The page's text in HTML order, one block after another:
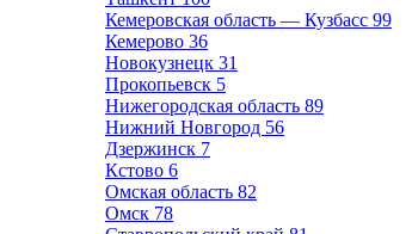
Кемеровская область — Кузбасс 99
Кемерово 36
Новокузнецк 31
Прокопьевск 5
Нижегородская область 89
Нижний Новгород 56
Дзержинск 7
Кстово 6
Омская область 82
Омск 78